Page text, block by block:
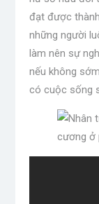
(P2) | Cách
https://
Từ khóa liên
tướng tai, xem
tướng tai,
quý, tướng
tướng đàn
đạt được
những người
làm nên sự
nếu không
có cuộc sống